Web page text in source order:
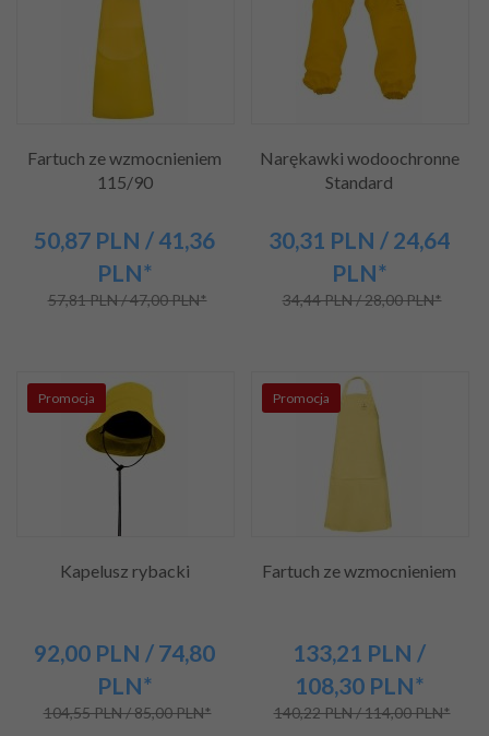
Fartuch ze wzmocnieniem
115/90
50,87 PLN / 41,36
PLN*
57,81 PLN / 47,00 PLN*
Narękawki wodoochronne
Standard
30,31 PLN / 24,64
PLN*
34,44 PLN / 28,00 PLN*
Promocja
Kapelusz rybacki
92,00 PLN / 74,80
PLN*
104,55 PLN / 85,00 PLN*
Promocja
Fartuch ze wzmocnieniem
133,21 PLN /
108,30 PLN*
140,22 PLN / 114,00 PLN*